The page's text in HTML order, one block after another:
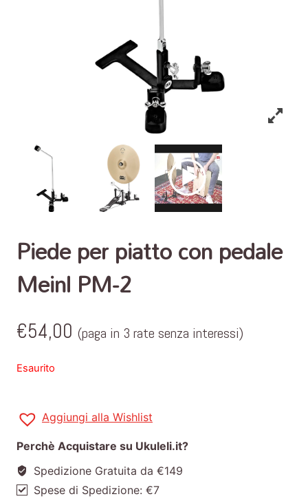
Piede per piatto con pedale
Meinl PM-2
€54,00 (paga in 3 rate senza interessi)
Esaurito
Aggiungi alla Wishlist
Perchè Acquistare su Ukuleli.it?
Spedizione Gratuita da €149
Spese di Spedizione: €7